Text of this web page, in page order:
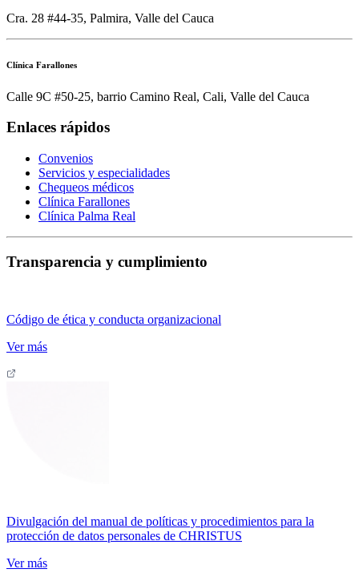
Cra. 28 #44-35, Palmira, Valle del Cauca
Clínica Farallones
Calle 9C #50-25, barrio Camino Real, Cali, Valle del Cauca
Enlaces rápidos
Convenios
Servicios y especialidades
Chequeos médicos
Clínica Farallones
Clínica Palma Real
Transparencia y cumplimiento
Código de ética y conducta organizacional
Ver más
Divulgación del manual de políticas y procedimientos para la
protección de datos personales de CHRISTUS
Ver más